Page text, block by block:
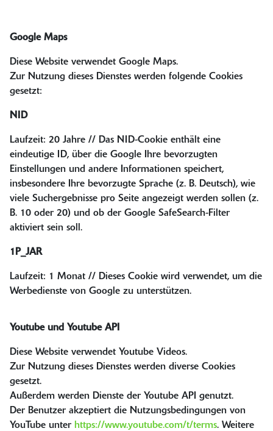
Google Maps
Diese Website verwendet Google Maps.
Zur Nutzung dieses Dienstes werden folgende Cookies
gesetzt:
NID
Laufzeit: 20 Jahre // Das NID-Cookie enthält eine
eindeutige ID, über die Google Ihre bevorzugten
Einstellungen und andere Informationen speichert,
insbesondere Ihre bevorzugte Sprache (z. B. Deutsch), wie
viele Suchergebnisse pro Seite angezeigt werden sollen (z.
B. 10 oder 20) und ob der Google SafeSearch-Filter
aktiviert sein soll.
1P_JAR
Laufzeit: 1 Monat // Dieses Cookie wird verwendet, um die
Werbedienste von Google zu unterstützen.
Youtube und Youtube API
Diese Website verwendet Youtube Videos.
Zur Nutzung dieses Dienstes werden diverse Cookies
gesetzt.
Außerdem werden Dienste der Youtube API genutzt.
Der Benutzer akzeptiert die Nutzungsbedingungen von
YouTube unter https://www.youtube.com/t/terms. Weitere